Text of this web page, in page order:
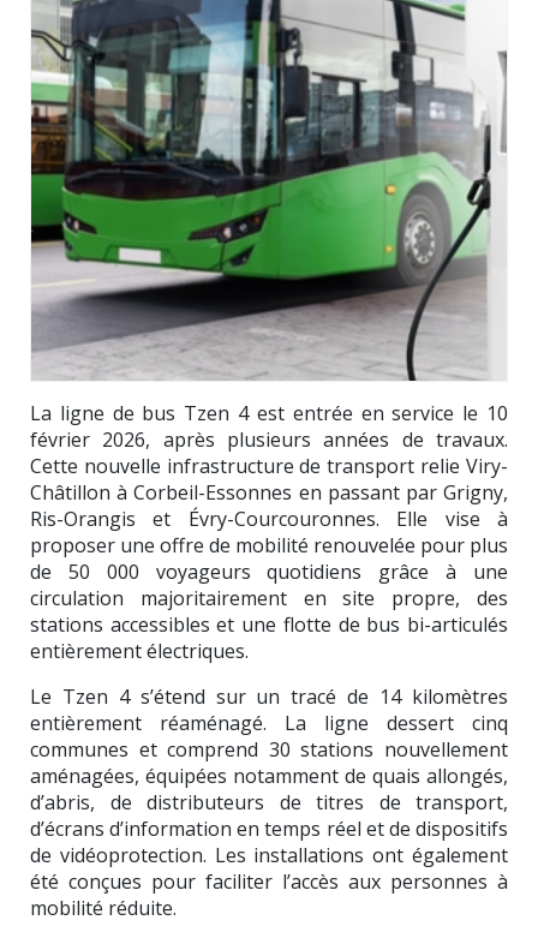
La ligne de bus Tzen 4 est entrée en service le 10
février 2026, après plusieurs années de travaux.
Cette nouvelle infrastructure de transport relie Viry-
Châtillon à Corbeil-Essonnes en passant par Grigny,
Ris-Orangis et Évry-Courcouronnes. Elle vise à
proposer une offre de mobilité renouvelée pour plus
de 50 000 voyageurs quotidiens grâce à une
circulation majoritairement en site propre, des
stations accessibles et une flotte de bus bi-articulés
entièrement électriques.
Le Tzen 4 s’étend sur un tracé de 14 kilomètres
entièrement réaménagé. La ligne dessert cinq
communes et comprend 30 stations nouvellement
aménagées, équipées notamment de quais allongés,
d’abris, de distributeurs de titres de transport,
d’écrans d’information en temps réel et de dispositifs
de vidéoprotection. Les installations ont également
été conçues pour faciliter l’accès aux personnes à
mobilité réduite.